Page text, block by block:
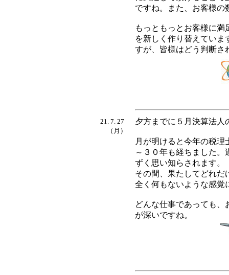
ですね。また、お客様の
もっともっとお客様に
を新しく作り替えていま
すが、皆様はどう判断さ
21. 7. 27
（月）
夕方までに５月決算法人
月が明けると今年の税
～３０年も経ちました
ずく思い知らされます。
その間、果たしてどれだ
全く何もないような感覚
どんな仕事であっても、
が深いですね。